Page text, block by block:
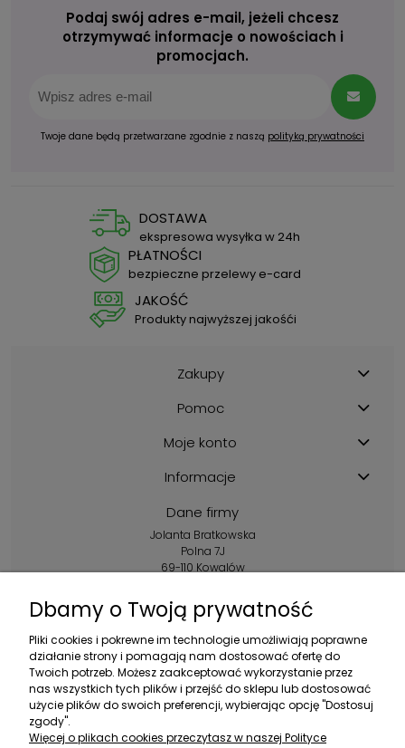
Podaj swój adres e-mail, jeżeli chcesz
otrzymywać informacje o nowościach i
promocjach.
Twoje dane będą przetwarzane zgodnie z naszą polityką prywatności
DOSTAWA
ekspresowa wysyłka w 24h
PŁATNOŚCI
bezpieczne przelewy e-card
JAKOŚĆ
Produkty najwyższej jakośći
Zakupy
Pomoc
Moje konto
Informacje
Dane firmy
Jolanta Bratkowska
Polna 7J
69-110 Kowalów
+48 602 356 983
pon.-pt.: 10:00-16:00
sklep@ebratek.pl
Dbamy o Twoją prywatność
Pliki cookies i pokrewne im technologie umożliwiają poprawne
działanie strony i pomagają nam dostosować ofertę do
Twoich potrzeb. Możesz zaakceptować wykorzystanie przez
nas wszystkich tych plików i przejść do sklepu lub dostosować
użycie plików do swoich preferencji, wybierając opcję "Dostosuj
zgody".
Więcej o plikach cookies przeczytasz w naszej Polityce